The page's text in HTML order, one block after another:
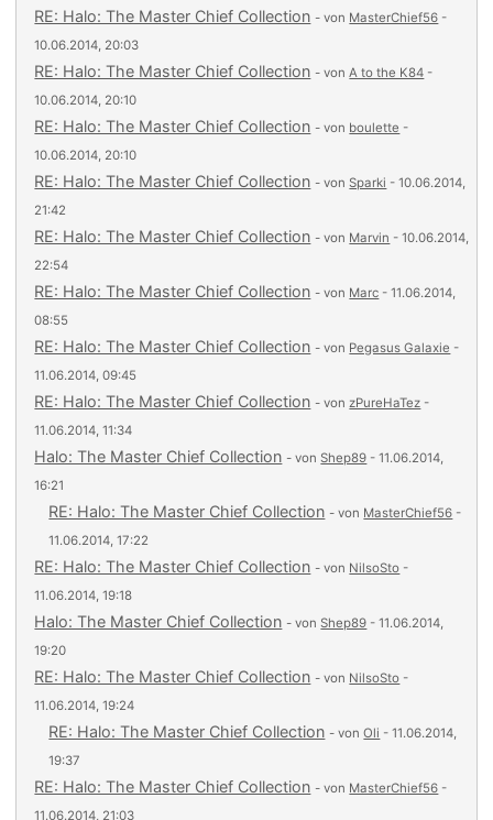
RE: Halo: The Master Chief Collection - von MasterChief56 -
10.06.2014, 20:03
RE: Halo: The Master Chief Collection - vonA to the K84 -
10.06.2014, 20:10
RE: Halo: The Master Chief Collection - von boulette -
10.06.2014, 20:10
RE: Halo: The Master Chief Collection - vonSparki - 10.06.2014,
21:42
RE: Halo: The Master Chief Collection - von Marvin - 10.06.2014,
22:54
RE: Halo: The Master Chief Collection - von Marc - 11.06.2014,
08:55
RE: Halo: The Master Chief Collection - von Pegasus Galaxie -
11.06.2014, 09:45
RE: Halo: The Master Chief Collection - vonzPureHaTez -
11.06.2014, 11:34
Halo: The Master Chief Collection - vonShep89 - 11.06.2014,
16:21
RE: Halo: The Master Chief Collection - von MasterChief56 -
11.06.2014, 17:22
RE: Halo: The Master Chief Collection - von NilsoSto -
11.06.2014, 19:18
Halo: The Master Chief Collection - vonShep89 - 11.06.2014,
19:20
RE: Halo: The Master Chief Collection - von NilsoSto -
11.06.2014, 19:24
RE: Halo: The Master Chief Collection - vonOli - 11.06.2014,
19:37
RE: Halo: The Master Chief Collection - von MasterChief56 -
11.06.2014, 21:03